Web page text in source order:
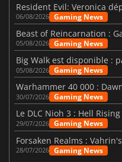
06/08/2026 Gaming News
05/08/2026 Gaming News
05/08/2026 Gaming News
30/07/2026 Gaming News
29/07/2026 Gaming News
28/07/2026 Gaming News